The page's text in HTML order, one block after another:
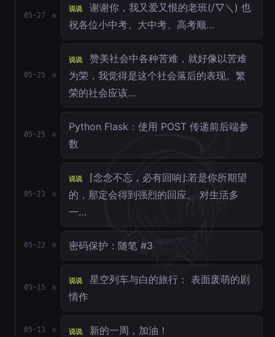
05-27
说说
谢谢你，我又爱又恨的老班(/▽＼) 也
祝各位小中考、大中考、高考顺…
05-25
说说
赞美社会中各种苦难，就好像以苦难
为荣，我觉得是这个社会落后的表现。繁
荣的社会应该…
05-25
Python Flask：使用 POST 传递前后端参
数
05-23
说说
⌈念念不忘，必有回响⌋:若是你所期望
的，那定会得到强烈的回应。 对生活多
一…
05-22 密码保护：随笔 #3
05-15
说说
星空列车与白的旅行： 表面废萌的剧
情作
05-13 说说 新的一周，加油！